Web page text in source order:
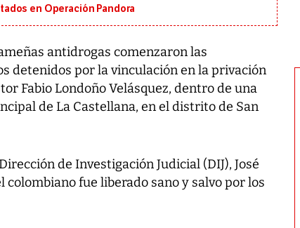
en Operación Pandora
antidrogas comenzaron las
detenidos por la vinculación en la privación
Fabio Londoño Velásquez, dentro de una
de La Castellana, en el distrito de San
de Investigación Judicial (DIJ), José
colombiano fue liberado sano y salvo por los